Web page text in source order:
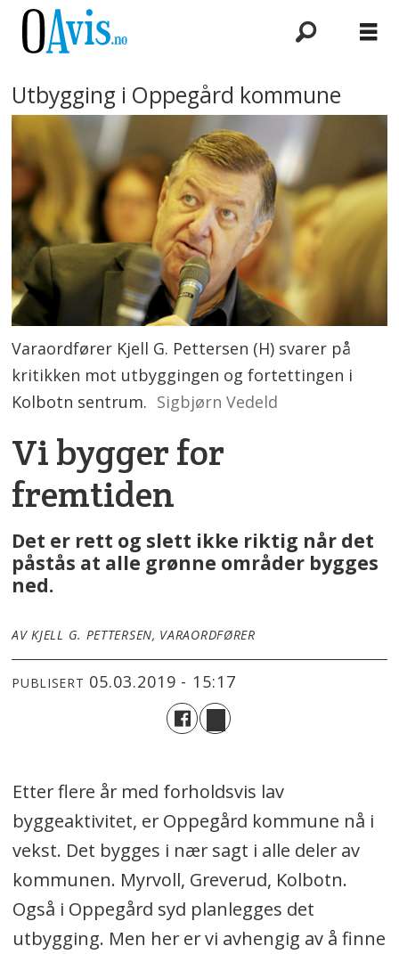
Utbygging i Oppegård kommune
Varaordfører Kjell G. Pettersen (H) svarer på
kritikken mot utbyggingen og fortettingen i
Kolbotn sentrum. Sigbjørn Vedeld
Vi bygger for
fremtiden
Det er rett og slett ikke riktig når det
påstås at alle grønne områder bygges
ned.
AV KJELL G. PETTERSEN, VARAORDFØRER
PUBLISERT 05.03.2019 - 15:17
Etter flere år med forholdsvis lav
byggeaktivitet, er Oppegård kommune nå i
vekst. Det bygges i nær sagt i alle deler av
kommunen. Myrvoll, Greverud, Kolbotn.
Også i Oppegård syd planlegges det
utbygging. Men her er vi avhengig av å finne